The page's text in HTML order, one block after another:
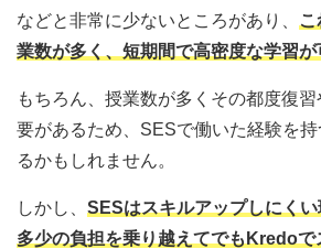
などと非常に少ないところがあり、
業数が多く、短期間で高密度な学習が
もちろん、授業数が多くその都度復
要があるため、SESで働いた経験を
るかもしれません。
しかし、 SESはスキルアップしにくい
多少の負担を乗り越えてでもKredoで